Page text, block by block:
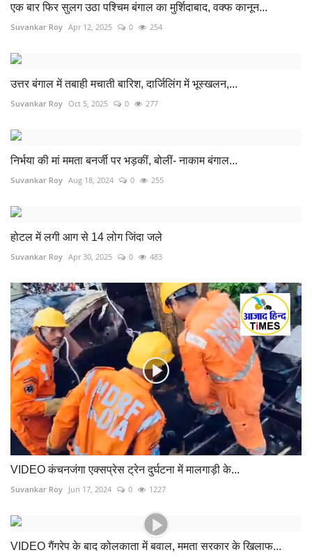
एक बार फिर सुलग उठा पश्चिम बंगाल का मुर्शिदाबाद, वक्फ कानून...
Suvankar Roy Apr 12, 2025 0 254
उत्तर बंगाल में तबाही मचाती बारिश, दार्जिलिंग में भूस्खलन,...
Suvankar Roy Oct 5, 2025 0 277
निर्भया की मां ममता बनर्जी पर भड़कीं, बोलीं- नाकाम बंगाल...
Suvankar Roy Aug 18, 2024 0 255
होटल में लगी आग से 14 लोग जिंदा जले
Suvankar Roy Apr 30, 2025 0 483
VIDEO कंचनजंगा एक्सप्रेस ट्रेन दुर्घटना में मालगाड़ी के...
Suvankar Roy Jun 17, 2024 0 1227
VIDEO गैंगरेप के बाद कोलकाता में बवाल, ममता सरकार के खिलाफ...